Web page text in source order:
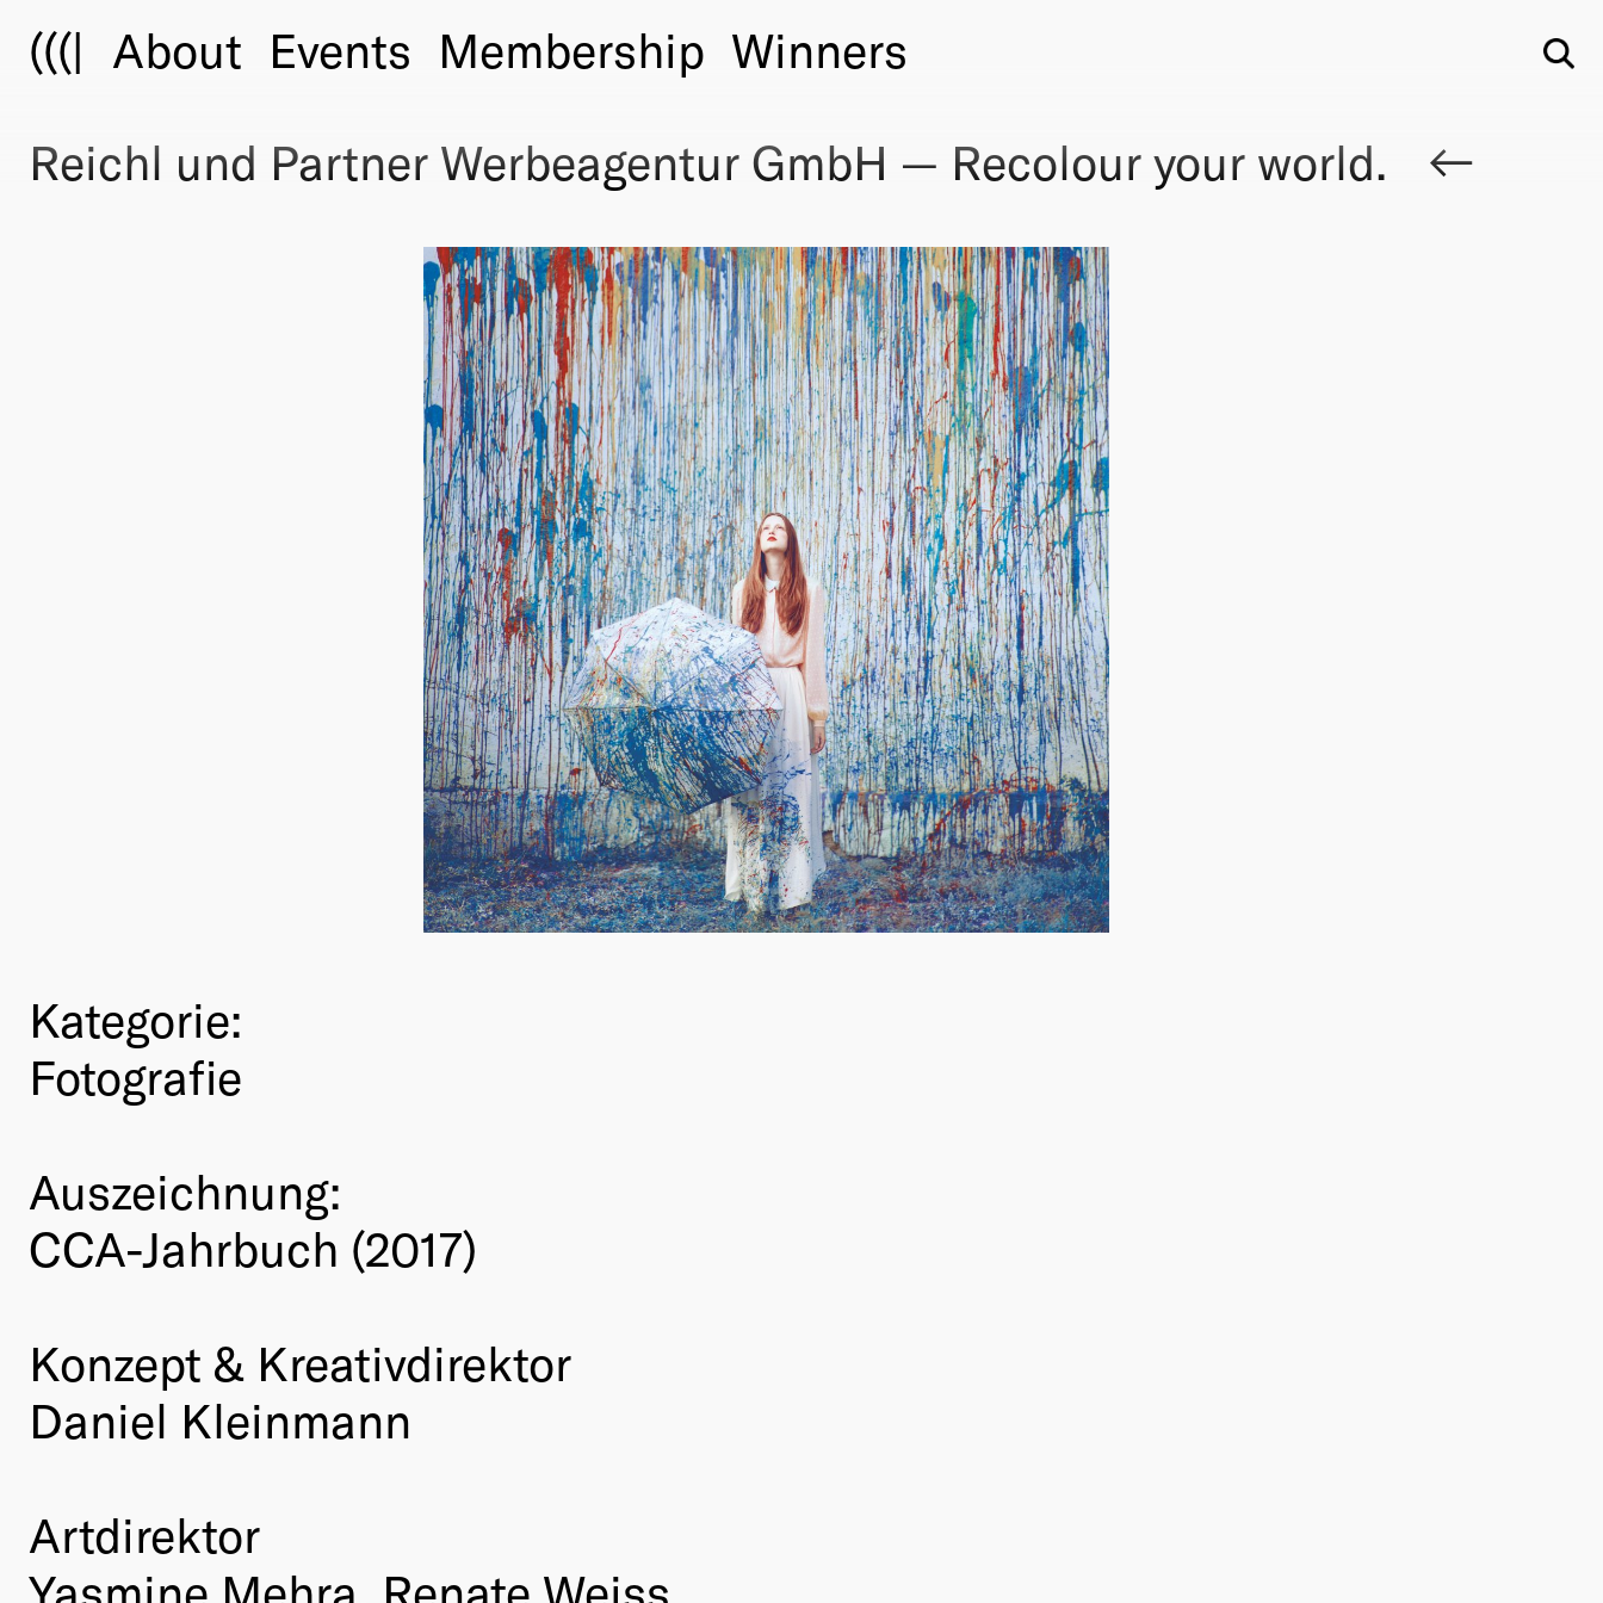
(((| About Events Membership Winners
Reichl und Partner Werbeagentur GmbH — Recolour your world.
Kategorie:
Fotografie
Auszeichnung:
CCA-Jahrbuch (2017)
Konzept & Kreativdirektor
Daniel Kleinmann
Artdirektor
Yasmine Mehra, Renate Weiss